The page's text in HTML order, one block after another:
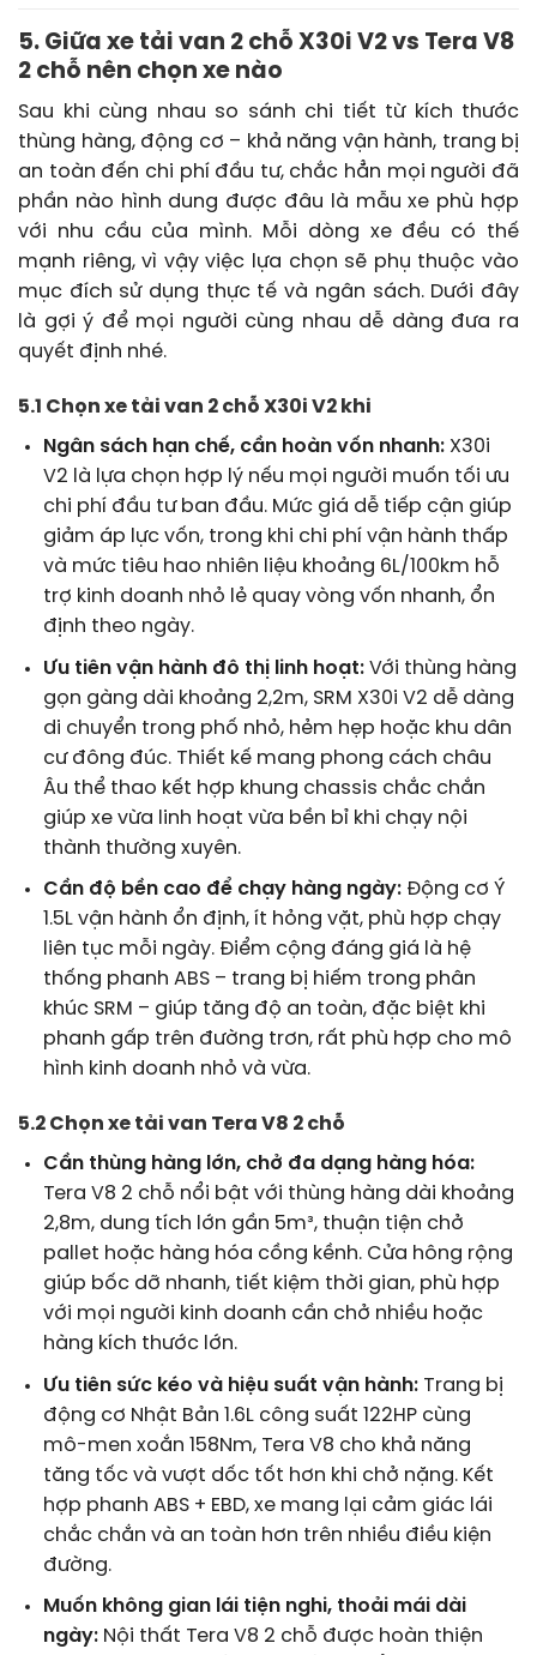
5. Giữa xe tải van 2 chỗ X30i V2 vs Tera V8
2 chỗ nên chọn xe nào
Sau khi cùng nhau so sánh chi tiết từ kích thước
thùng hàng, động cơ – khả năng vận hành, trang bị
an toàn đến chi phí đầu tư, chắc hẳn mọi người đã
phần nào hình dung được đâu là mẫu xe phù hợp
với nhu cầu của mình. Mỗi dòng xe đều có thế
mạnh riêng, vì vậy việc lựa chọn sẽ phụ thuộc vào
mục đích sử dụng thực tế và ngân sách. Dưới đây
là gợi ý để mọi người cùng nhau dễ dàng đưa ra
quyết định nhé.
5.1 Chọn xe tải van 2 chỗ X30i V2 khi
Ngân sách hạn chế, cần hoàn vốn nhanh:X30i
V2 là lựa chọn hợp lý nếu mọi người muốn tối ưu
chi phí đầu tư ban đầu. Mức giá dễ tiếp cận giúp
giảm áp lực vốn, trong khi chi phí vận hành thấp
và mức tiêu hao nhiên liệu khoảng 6L/100km hỗ
trợ kinh doanh nhỏ lẻ quay vòng vốn nhanh, ổn
định theo ngày.
Ưu tiên vận hành đô thị linh hoạt:Với thùng hàng
gọn gàng dài khoảng 2,2m, SRM X30i V2 dễ dàng
di chuyển trong phố nhỏ, hẻm hẹp hoặc khu dân
cư đông đúc. Thiết kế mang phong cách châu
Âu thể thao kết hợp khung chassis chắc chắn
giúp xe vừa linh hoạt vừa bền bỉ khi chạy nội
thành thường xuyên.
Cần độ bền cao để chạy hàng ngày:Động cơ Ý
1.5L vận hành ổn định, ít hỏng vặt, phù hợp chạy
liên tục mỗi ngày. Điểm cộng đáng giá là hệ
thống phanh ABS – trang bị hiếm trong phân
khúc SRM – giúp tăng độ an toàn, đặc biệt khi
phanh gấp trên đường trơn, rất phù hợp cho mô
hình kinh doanh nhỏ và vừa.
5.2 Chọn xe tải van Tera V8 2 chỗ
Cần thùng hàng lớn, chở đa dạng hàng hóa:
Tera V8 2 chỗ nổi bật với thùng hàng dài khoảng
2,8m, dung tích lớn gần 5m³, thuận tiện chở
pallet hoặc hàng hóa cồng kềnh. Cửa hông rộng
giúp bốc dỡ nhanh, tiết kiệm thời gian, phù hợp
với mọi người kinh doanh cần chở nhiều hoặc
hàng kích thước lớn.
Ưu tiên sức kéo và hiệu suất vận hành:Trang bị
động cơ Nhật Bản 1.6L công suất 122HP cùng
mô-men xoắn 158Nm, Tera V8 cho khả năng
tăng tốc và vượt dốc tốt hơn khi chở nặng. Kết
hợp phanh ABS + EBD, xe mang lại cảm giác lái
chắc chắn và an toàn hơn trên nhiều điều kiện
đường.
Muốn không gian lái tiện nghi, thoải mái dài
ngày:Nội thất Tera V8 2 chỗ được hoàn thiện